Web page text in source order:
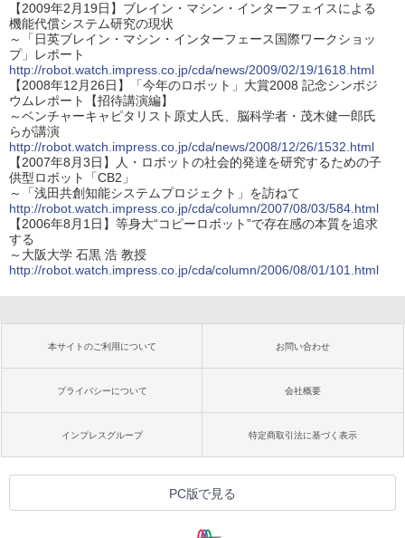
【2009年2月19日】ブレイン・マシン・インターフェイスによる
機能代償システム研究の現状
～「日英ブレイン・マシン・インターフェース国際ワークショッ
プ」レポート
http://robot.watch.impress.co.jp/cda/news/2009/02/19/1618.html
【2008年12月26日】「今年のロボット」大賞2008 記念シンポジ
ウムレポート【招待講演編】
～ベンチャーキャピタリスト原丈人氏、脳科学者・茂木健一郎氏
らが講演
http://robot.watch.impress.co.jp/cda/news/2008/12/26/1532.html
【2007年8月3日】人・ロボットの社会的発達を研究するための子
供型ロボット「CB2」
～「浅田共創知能システムプロジェクト」を訪ねて
http://robot.watch.impress.co.jp/cda/column/2007/08/03/584.html
【2006年8月1日】等身大“コピーロボット”で存在感の本質を追求
する
～大阪大学 石黒 浩 教授
http://robot.watch.impress.co.jp/cda/column/2006/08/01/101.html
本サイトのご利用について お問い合わせ
プライバシーについて 会社概要
インプレスグループ 特定商取引法に基づく表示
PC版で見る